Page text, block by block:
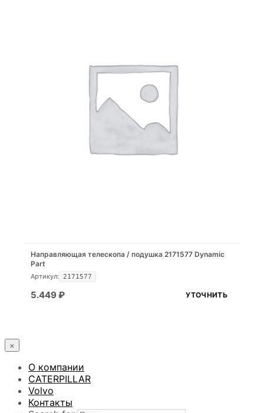
Направляющая телескопа / подушка 2171577 Dynamic
Part
Артикул: 2171577
5.449 ₽ УТОЧНИТЬ
×
О компании
CATERPILLAR
Volvo
Контакты